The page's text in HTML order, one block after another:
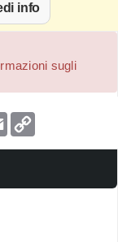
info
sugli
Email